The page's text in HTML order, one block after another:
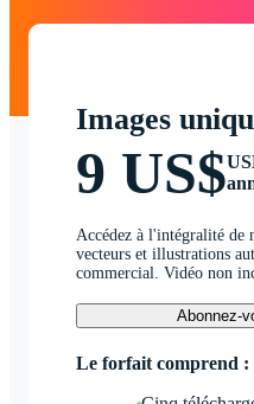
Images
9 US$
Accédez à l'intégralité de
vecteurs et illustrations
commercial. Vidéo non
Abonnez-
Le forfait comprend :